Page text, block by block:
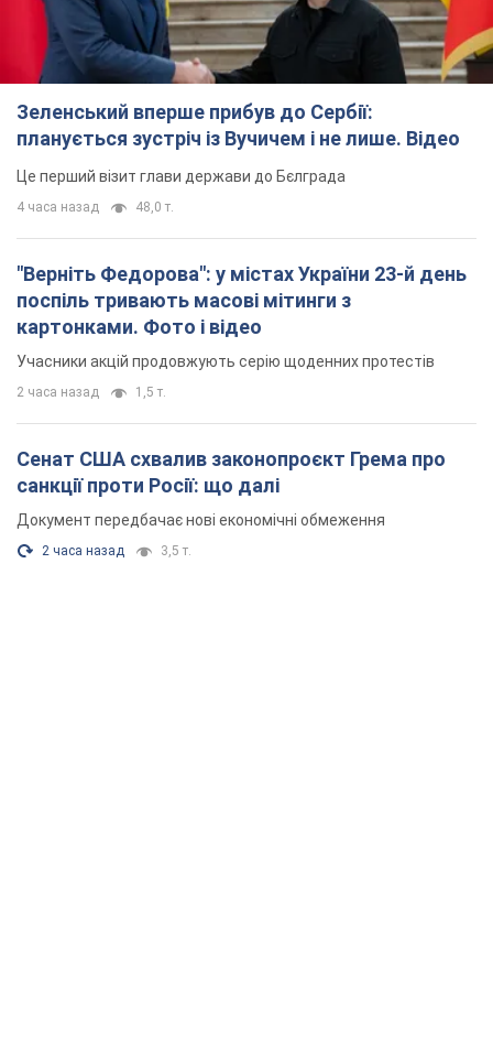
"Верніть Федорова": у містах України 23-й день
поспіль тривають масові мітинги з
картонками. Фото і відео
Учасники акцій продовжують серію щоденних протестів
2 часа назад 1,5 т.
Сенат США схвалив законопроєкт Грема про
санкції проти Росії: що далі
Документ передбачає нові економічні обмеження
2 часа назад 3,5 т.